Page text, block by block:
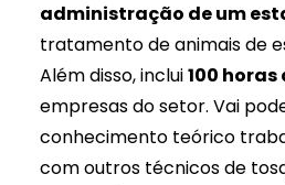
administração de um
tratamento de animais de
Além disso, inclui100
empresas do setor. Vai
conhecimento teórico
com outros técnicos de